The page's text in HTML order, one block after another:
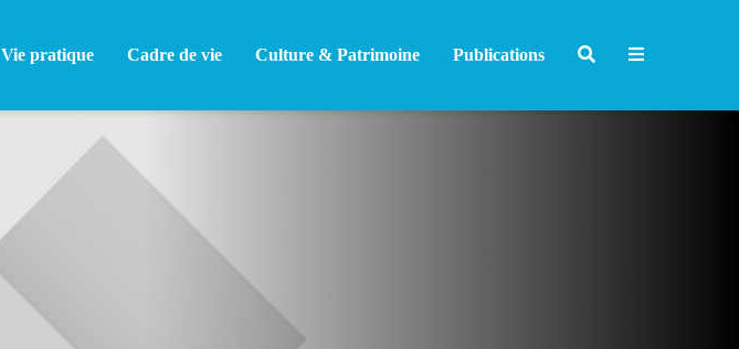
Vie pratique Cadre de vie Culture & Patrimoine Publications